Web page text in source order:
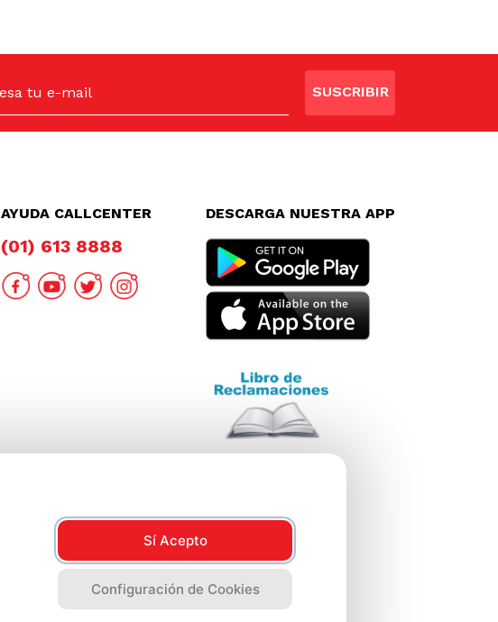
SUSCRIBIR
AYUDA CALLCENTER
(01) 613 8888
DESCARGA NUESTRA APP
Sí Acepto
Configuración de Cookies